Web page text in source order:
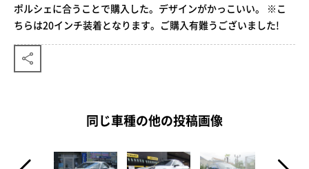
ポルシェに合うことで購入した。デザインがかっこいい。 ※こ
ちらは20インチ装着となります。ご購入有難うございました!
同じ車種の他の投稿画像